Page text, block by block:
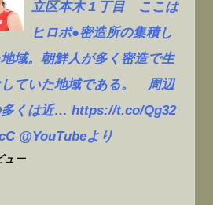
立区本木１丁目 ここは
ヒロポ●密造所の集積し
域。朝鮮人が多く密造で生
していた地域である。 周辺
多くは近… https://t.co/Qg32
@YouTubeより
ュー